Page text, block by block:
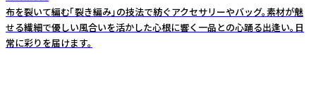
布を裂いて編む「裂き編み」の技法で紡ぐアクセサリーやバッグ。素材が魅
せる繊細で優しい風合いを活かした心根に響く一品との心踊る出逢い。日
常に彩りを届けます。